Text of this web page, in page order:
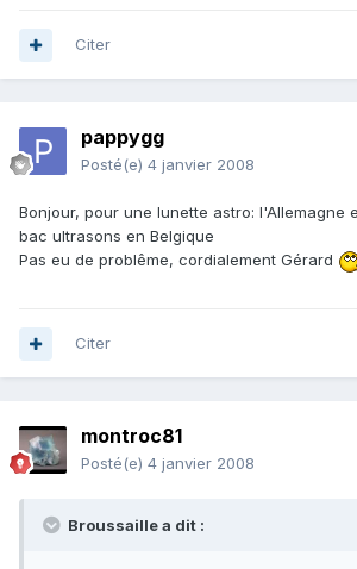
Citer
pappygg
Posté(e) 4 janvier 2008
Bonjour, pour une lunette astro: l'Allemagne
bac ultrasons en Belgique
Pas eu de problême, cordialement Gérard
Citer
montroc81
Posté(e) 4 janvier 2008
Broussaille a dit :